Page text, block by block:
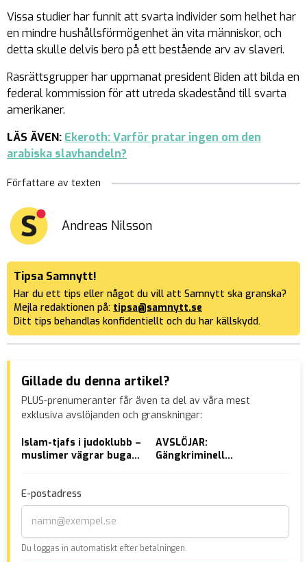
Vissa studier har funnit att svarta individer som helhet har
en mindre hushållsförmögenhet än vita människor, och
detta skulle delvis bero på ett bestående arv av slaveri.
Rasrättsgrupper har uppmanat president Biden att bilda en
federal kommission för att utreda skadestånd till svarta
amerikaner.
LÄS ÄVEN: Ekeroth: Varför pratar ingen om den
arabiska slavhandeln?
Författare av texten
Andreas Nilsson
Tipsa Samnytt!
Har du ett tips eller något du vill att Samnytt ska granska?
Mejla redaktionen på: tipsa@samnytt.se
Ditt tips behandlas konfidentiellt och du har källskydd.
Gillade du denna artikel?
PLUS-prenumeranter får även ta del av våra mest
exklusiva avslöjanden och granskningar:
Islam-tjafs i judoklubb –
muslimer vägrar buga
AVSLÖJAR:
Gängkriminell
E-postadress
Du loggas in automatiskt efter betalningen.